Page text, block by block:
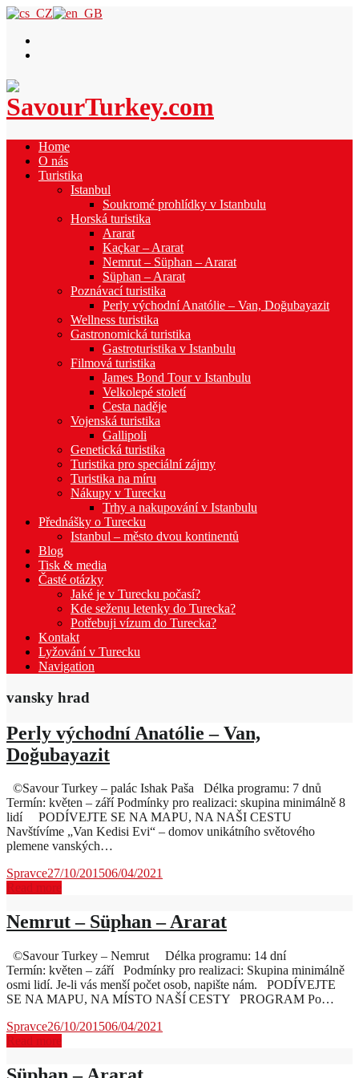
Home
O nás
Turistika
Istanbul
Soukromé prohlídky v Istanbulu
Horská turistika
Ararat
Kaçkar – Ararat
Nemrut – Süphan – Ararat
Süphan – Ararat
Poznávací turistika
Perly východní Anatólie – Van, Doğubayazit
Wellness turistika
Gastronomická turistika
Gastroturistika v Istanbulu
Filmová turistika
James Bond Tour v Istanbulu
Velkolepé století
Cesta naděje
Vojenská turistika
Gallipoli
Genetická turistika
Turistika pro speciální zájmy
Turistika na míru
Nákupy v Turecku
Trhy a nakupování v Istanbulu
Přednášky o Turecku
Istanbul – město dvou kontinentů
Blog
Tisk & media
Časté otázky
Jaké je v Turecku počasí?
Kde seženu letenky do Turecka?
Potřebuji vízum do Turecka?
Kontakt
Lyžování v Turecku
Navigation
vansky hrad
Perly východní Anatólie – Van,
Doğubayazit
©Savour Turkey – palác Ishak Paša Délka programu: 7 dnů
Termín: květen – září Podmínky pro realizaci: skupina minimálně 8
lidí PODÍVEJTE SE NA MAPU, NA NAŠI CESTU
Navštívíme „Van Kedisi Evi“ – domov unikátního světového
plemene vanských…
Spravce27/10/201506/04/2021
Read more
Nemrut – Süphan – Ararat
©Savour Turkey – Nemrut Délka programu: 14 dní
Termín: květen – září Podmínky pro realizaci: Skupina minimálně
osmi lidí. Je-li vás menší počet osob, napište nám. PODÍVEJTE
SE NA MAPU, NA MÍSTO NAŠÍ CESTY PROGRAM Po…
Spravce26/10/201506/04/2021
Read more